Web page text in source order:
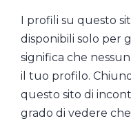
I profili su questo
disponibili solo per
significa che
il tuo profilo.
questo sito di
grado di vedere